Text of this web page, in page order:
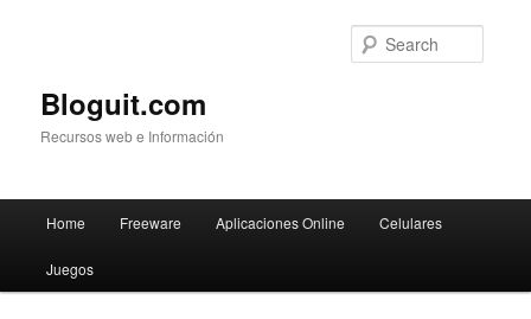
Bloguit.com
Recursos web e Información
Skip
to
Home Freeware Aplicaciones Online Celulares
Juegos